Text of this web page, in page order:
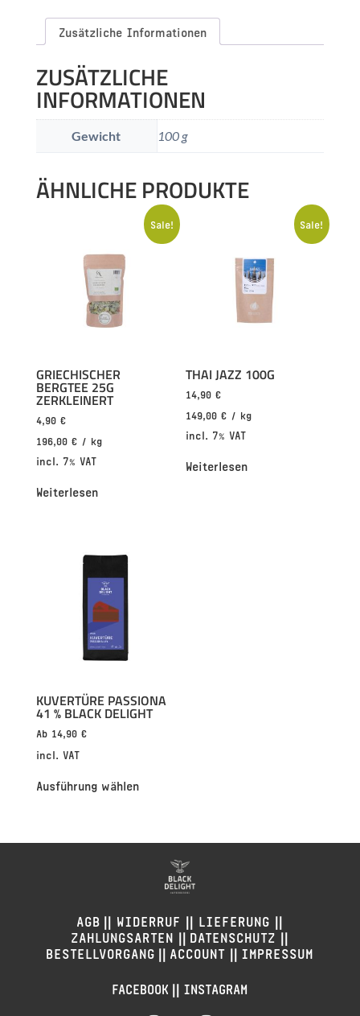
Zusätzliche Informationen
ZUSÄTZLICHE
INFORMATIONEN
Gewicht 100 g
ÄHNLICHE PRODUKTE
Sale!
GRIECHISCHER
BERGTEE 25G
ZERKLEINERT
4,90 €
196,00 €/ kg
incl. 7% VAT
Weiterlesen
Sale!
THAI JAZZ 100G
14,90€
149,00€ / kg
incl. 7% VAT
Weiterlesen
KUVERTÜRE PASSIONA
41 % BLACK DELIGHT
Ab 14,90 €
incl. VAT
Ausführung wählen
AGB || WIDERRUF || LIEFERUNG ||
ZAHLUNGSARTEN || DATENSCHUTZ ||
BESTELLVORGANG || ACCOUNT || IMPRESSUM
FACEBOOK || INSTAGRAM